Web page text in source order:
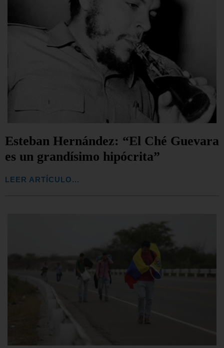
Esteban Hernández: “El Ché Guevara
es un grandísimo hipócrita”
LEER ARTÍCULO...